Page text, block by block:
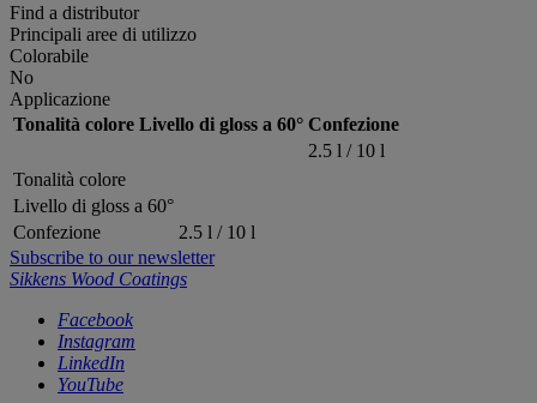
Find a distributor
Principali aree di utilizzo
Colorabile
No
Applicazione
Tonalità colore Livello di gloss a 60° Confezione
2.5 l / 10 l
Tonalità colore
Livello di gloss a 60°
Confezione
2.5 l / 10 l
Subscribe to our newsletter
Sikkens Wood Coatings
Facebook
Instagram
LinkedIn
YouTube